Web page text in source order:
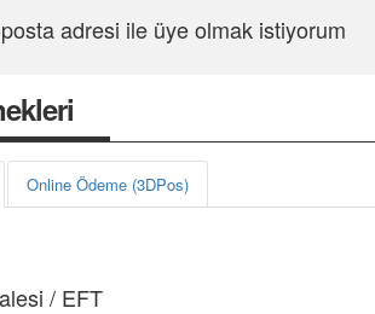
adresi ile üye olmak istiyorum
Online Ödeme (3DPos)
/ EFT